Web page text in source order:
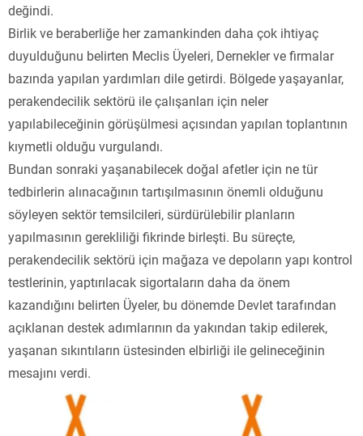
değindi.
Birlik ve beraberliğe her zamankinden daha çok ihtiyaç
duyulduğunu belirten Meclis Üyeleri, Dernekler ve firmalar
bazında yapılan yardımları dile getirdi. Bölgede yaşayanlar,
perakendecilik sektörü ile çalışanları için neler
yapılabileceğinin görüşülmesi açısından yapılan toplantının
kıymetli olduğu vurgulandı.
Bundan sonraki yaşanabilecek doğal afetler için ne tür
tedbirlerin alınacağının tartışılmasının önemli olduğunu
söyleyen sektör temsilcileri, sürdürülebilir planların
yapılmasının gerekliliği fikrinde birleşti. Bu süreçte,
perakendecilik sektörü için mağaza ve depoların yapı kontrol
testlerinin, yaptırılacak sigortaların daha da önem
kazandığını belirten Üyeler, bu dönemde Devlet tarafından
açıklanan destek adımlarının da yakından takip edilerek,
yaşanan sıkıntıların üstesinden elbirliği ile gelineceğinin
mesajını verdi.